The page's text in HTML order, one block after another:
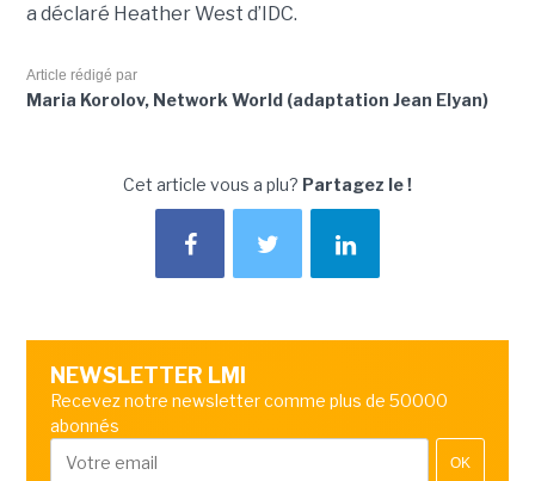
a déclaré Heather West d’IDC.
Article rédigé par
Maria Korolov, Network World (adaptation Jean Elyan)
Cet article vous a plu? Partagez le !
NEWSLETTER LMI
Recevez notre newsletter comme plus de 50000
abonnés
OK